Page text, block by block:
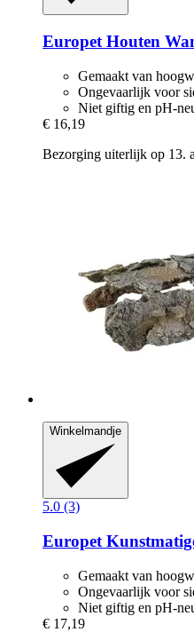
Europet Houten
Gemaakt van
Ongevaarlijk voor
Niet giftig en pH-
€ 16,19
Bezorging uiterlijk op 13.
Winkelmandje
5.0 (3)
Europet
Gemaakt van
Ongevaarlijk voor
Niet giftig en pH-
€ 17,19